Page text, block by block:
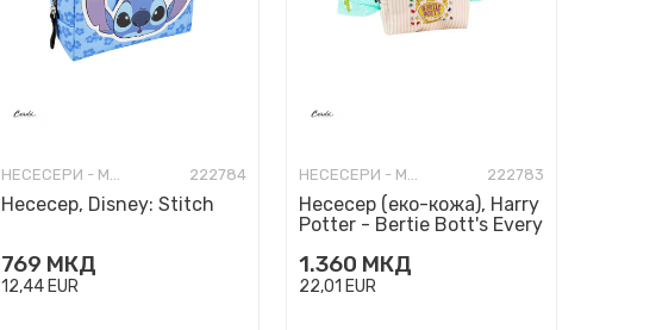
НЕСЕСЕРИ - МОДНИ 222784
Несесер, Disney: Stitch
769 МКД
12,44 EUR
НЕСЕСЕРИ - МОДНИ 222783
Несесер (еко-кожа), Harry
Potter - Bertie Bott's Every
1.360 МКД
22,01 EUR